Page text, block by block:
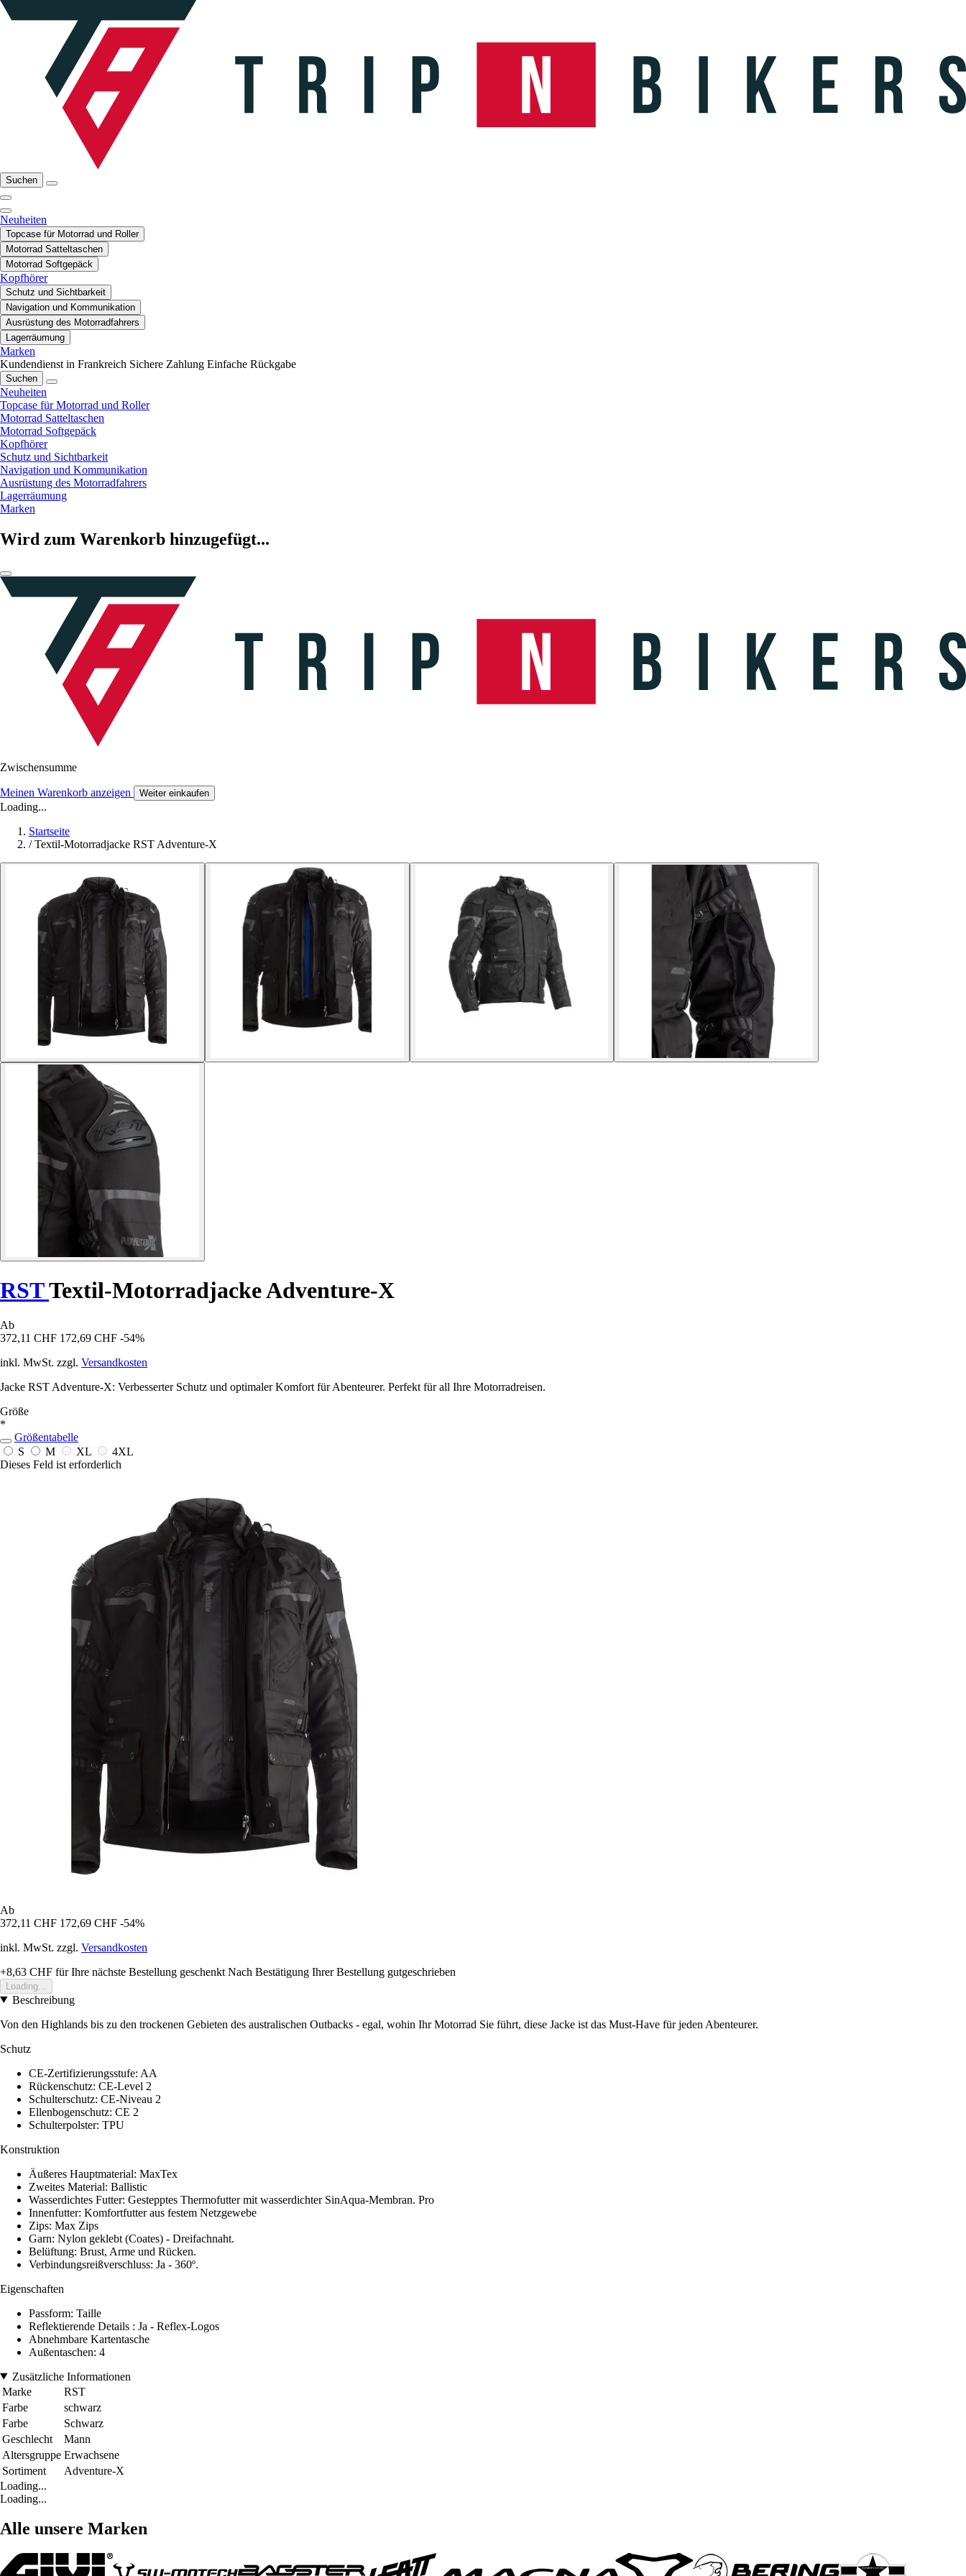
Suchen
Neuheiten
Topcase für Motorrad und Roller
Motorrad Satteltaschen
Motorrad Softgepäck
Kopfhörer
Schutz und Sichtbarkeit
Navigation und Kommunikation
Ausrüstung des Motorradfahrers
Lagerräumung
Marken
Kundendienst in Frankreich Sichere Zahlung Einfache Rückgabe
Suchen
Neuheiten
Topcase für Motorrad und Roller
Motorrad Satteltaschen
Motorrad Softgepäck
Kopfhörer
Schutz und Sichtbarkeit
Navigation und Kommunikation
Ausrüstung des Motorradfahrers
Lagerräumung
Marken
Wird zum Warenkorb hinzugefügt...
Zwischensumme
Meinen Warenkorb anzeigen Weiter einkaufen
Loading...
Startseite
/ Textil-Motorradjacke RST Adventure-X
RSTTextil-Motorradjacke Adventure-X
Ab
372,11 CHF 172,69 CHF -54%
inkl. MwSt. zzgl. Versandkosten
Jacke RST Adventure-X: Verbesserter Schutz und optimaler Komfort für Abenteurer. Perfekt für all Ihre Motorradreisen.
Größe
*
Größentabelle
S
M XL
4XL
Dieses Feld ist erforderlich
Ab
372,11 CHF 172,69 CHF -54%
inkl. MwSt. zzgl. Versandkosten
+8,63 CHF für Ihre nächste Bestellung geschenkt Nach Bestätigung Ihrer Bestellung gutgeschrieben
Loading...
Beschreibung
Von den Highlands bis zu den trockenen Gebieten des australischen Outbacks - egal, wohin Ihr Motorrad Sie führt, diese Jacke ist das Must-Have für jeden Abenteurer.
Schutz
CE-Zertifizierungsstufe: AA
Rückenschutz: CE-Level 2
Schulterschutz: CE-Niveau 2
Ellenbogenschutz: CE 2
Schulterpolster: TPU
Konstruktion
Äußeres Hauptmaterial: MaxTex
Zweites Material: Ballistic
Wasserdichtes Futter: Gestepptes Thermofutter mit wasserdichter SinAqua-Membran. Pro
Innenfutter: Komfortfutter aus festem Netzgewebe
Zips: Max Zips
Garn: Nylon geklebt (Coates) - Dreifachnaht.
Belüftung: Brust, Arme und Rücken.
Verbindungsreißverschluss: Ja - 360º.
Eigenschaften
Passform: Taille
Reflektierende Details : Ja - Reflex-Logos
Abnehmbare Kartentasche
Außentaschen: 4
Zusätzliche Informationen
Marke
RST
Farbe
schwarz
Farbe
Schwarz
Geschlecht
Mann
Altersgruppe Erwachsene
Sortiment
Adventure-X
Loading...
Loading...
Alle unsere Marken